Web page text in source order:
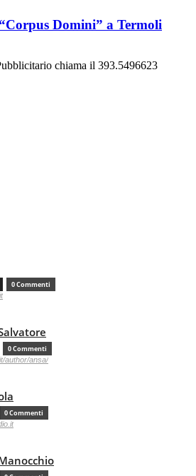
Domini” a Termoli
chiama il 393.5496623
0 Commenti
0 Commenti
author/ansa/
0 Commenti